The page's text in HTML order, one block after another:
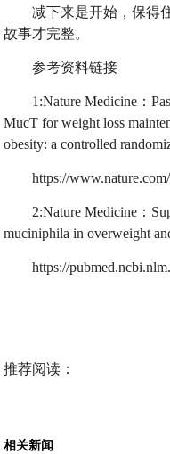
减下来是开始，保得
故事才完整。
参考资料链接
1:Nature Medicine：
MucT for weight loss
obesity: a controlled
https://
2:Nature Medicine：
muciniphila in overweight
https://
推荐阅读：
相关新闻